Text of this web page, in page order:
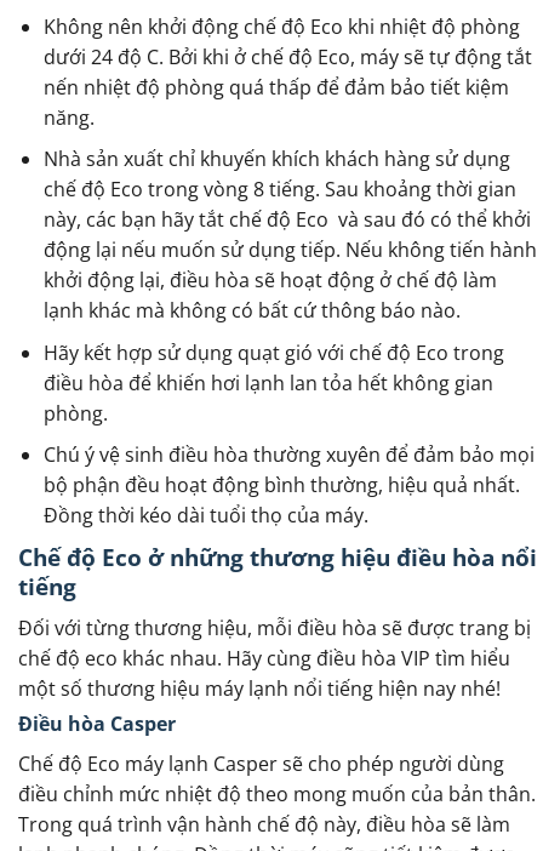
Không nên khởi động chế độ Eco khi nhiệt độ phòng
dưới 24 độ C. Bởi khi ở chế độ Eco, máy sẽ tự động tắt
nến nhiệt độ phòng quá thấp để đảm bảo tiết kiệm
năng.
Nhà sản xuất chỉ khuyến khích khách hàng sử dụng
chế độ Eco trong vòng 8 tiếng. Sau khoảng thời gian
này, các bạn hãy tắt chế độ Eco và sau đó có thể khởi
động lại nếu muốn sử dụng tiếp. Nếu không tiến hành
khởi động lại, điều hòa sẽ hoạt động ở chế độ làm
lạnh khác mà không có bất cứ thông báo nào.
Hãy kết hợp sử dụng quạt gió với chế độ Eco trong
điều hòa để khiến hơi lạnh lan tỏa hết không gian
phòng.
Chú ý vệ sinh điều hòa thường xuyên để đảm bảo mọi
bộ phận đều hoạt động bình thường, hiệu quả nhất.
Đồng thời kéo dài tuổi thọ của máy.
Chế độ Eco ở những thương hiệu điều hòa nổi
tiếng
Đối với từng thương hiệu, mỗi điều hòa sẽ được trang bị
chế độ eco khác nhau. Hãy cùng điều hòa VIP tìm hiểu
một số thương hiệu máy lạnh nổi tiếng hiện nay nhé!
Điều hòa Casper
Chế độ Eco máy lạnh Casper sẽ cho phép người dùng
điều chỉnh mức nhiệt độ theo mong muốn của bản thân.
Trong quá trình vận hành chế độ này, điều hòa sẽ làm